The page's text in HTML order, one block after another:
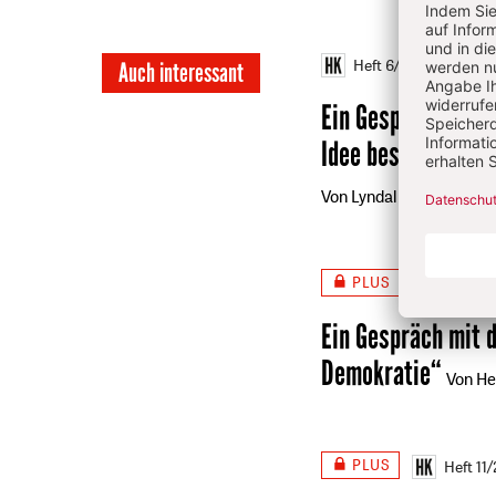
Auch interessant Heft 6/2025S. 21-24
Ein Gespräch mit
Idee besitzt man
Von Lyndal Roper,
PLUS
Ein Gespräch
Demokratie“ Von
PLUS Heft